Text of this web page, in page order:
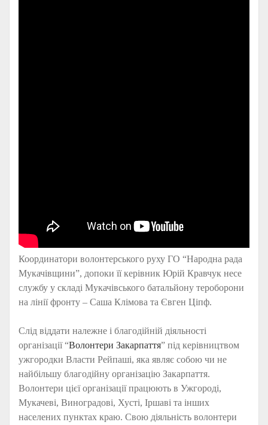
Координатори волонтерського руху ГО “Народна рада
Мукачівщини”, допоки її керівник Юрій Кравчук несе
службу у складі Мукачівського батальйону тероборони
на лінії фронту – Саша Клімова та Євген Ціпф.
Слід віддати належне і благодійній діяльності
організації “Волонтери Закарпаття” під керівництвом
ужгородки Власти Рейпаші, яка являє собою чи не
найбільшу благодійну організацію Закарпаття.
Волонтери цієї організації працюють в Ужгороді,
Мукачеві, Виноградові, Хусті, Іршаві та інших
населених пунктах краю. Свою діяльність волонтери